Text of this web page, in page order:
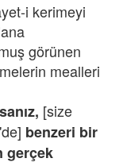
i kerimeyi
görünen
mealleri
[size
benzeri bir
gerçek